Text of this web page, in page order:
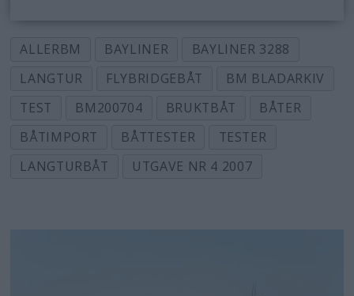
ALLERBM BAYLINER
BAYLINER 3288
LANGTUR
FLYBRIDGEBÅT
BM BLADARKIV
TEST
BM200704 BRUKTBÅT
BÅTER
BÅTIMPORT
BÅTTESTER
TESTER
LANGTURBÅT
UTGAVE NR 4 2007